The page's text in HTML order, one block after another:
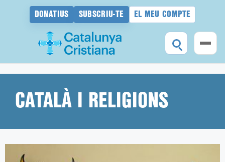
DONATIUS SUBSCRIU-TE EL MEU COMPTE
contingutCATALÀ I RELIGIONS